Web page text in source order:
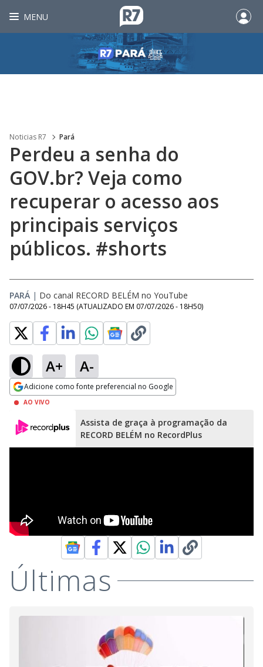
MENU
Noticias R7 Pará
Perdeu a senha do
GOV.br? Veja como
recuperar o acesso aos
principais serviços
públicos. #shorts
PARÁ | Do canal RECORD BELÉM no YouTube
07/07/2026 - 18H45 (ATUALIZADO EM 07/07/2026 - 18H50)
A+ A-
Adicione como fonte preferencial no Google
Opens in new window
AO VIVO
Assista de graça à programação da
RECORD BELÉM no RecordPlus
Últimas